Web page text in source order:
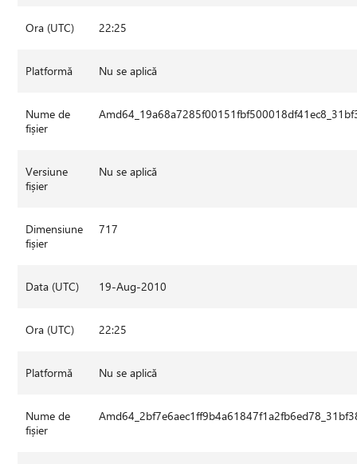
Ora (UTC) 22:25
Platformă Nu se aplică
Nume de
fișier
Versiune
fișier
Nu se aplică
Dimensiune
fișier
717
Data (UTC) 19-Aug-2010
Ora (UTC) 22:25
Platformă Nu se aplică
Nume de
fișier